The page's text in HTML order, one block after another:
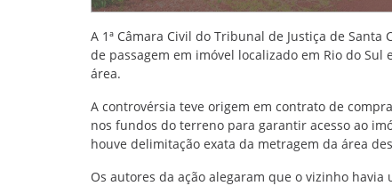
A 1ª Câmara Civil do Tribunal de Justiça de
de passagem em imóvel localizado em Rio do
área.
A controvérsia teve origem em contrato de
nos fundos do terreno para garantir acesso ao
houve delimitação exata da metragem da área
Os autores da ação alegaram que o vizinho